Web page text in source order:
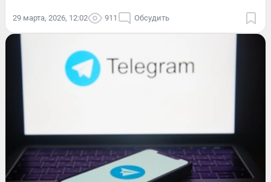
29 марта, 2026, 12:02 911 Обсудить